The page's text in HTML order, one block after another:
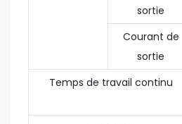
sortie
Courant de
sortie
Temps de travail continu